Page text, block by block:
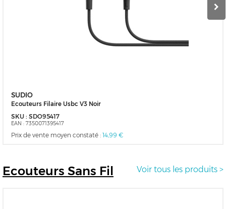
SUDIO
Ecouteurs Filaire Usbc V3 Noir
SKU : SDO95417
EAN : 7350071395417
Prix de vente moyen constaté : 14,99 €
Voir tous les produits >
Ecouteurs Sans Fil